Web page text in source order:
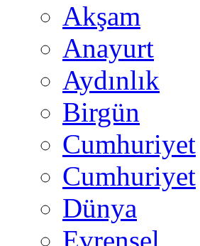
Akşam
Anayurt
Aydınlık
Birgün
Cumhuriyet
Cumhuriyet
Dünya